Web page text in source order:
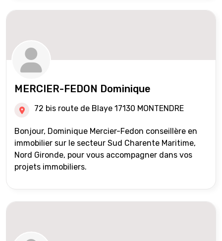
MERCIER-FEDON Dominique
72 bis route de Blaye 17130 MONTENDRE
Bonjour, Dominique Mercier-Fedon conseillère en
immobilier sur le secteur Sud Charente Maritime,
Nord Gironde, pour vous accompagner dans vos
projets immobiliers.